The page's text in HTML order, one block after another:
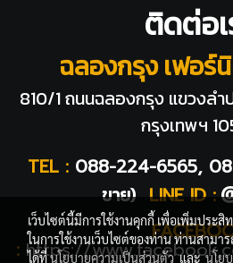
ติดต่อ
ฉลองกรุง เฟอร์
810/1 ถนนฉลองกรุง แขวงลำ
กรุงเทพฯ
TEL : 088-224-6565,
ขาย) LINE ID :
: https://
เว็บไซต์นี้มีการใช้งานคุกกี้ เพื่อเพิ่มประ
ในการใช้งานเว็บไซต์ของท่าน ท่านสามา
ได้ที่นโยบายความเป็นส่วนตัวและนโย